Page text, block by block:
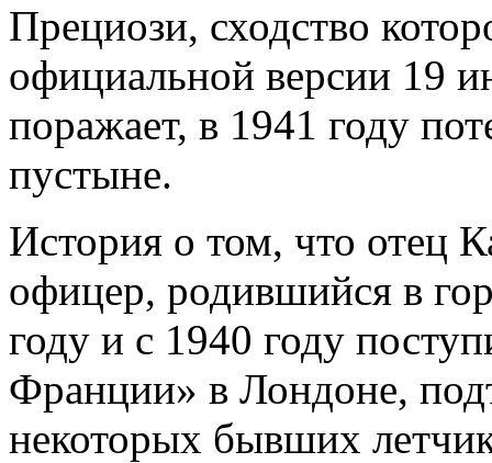
Прециози, сходство
официальной версии 19
поражает, в 1941 году
пустыне.
История о том, что отец
офицер, родившийся в
году и с 1940 году
Франции» в Лондоне,
некоторых бывших